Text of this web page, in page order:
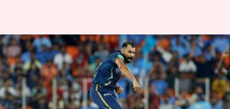
பவர்பிளே கிங் : ஐபிஎல்
2023 சீசனில் தொடர்ந்து
அசத்தி வரும் முகமது
ஷமி!